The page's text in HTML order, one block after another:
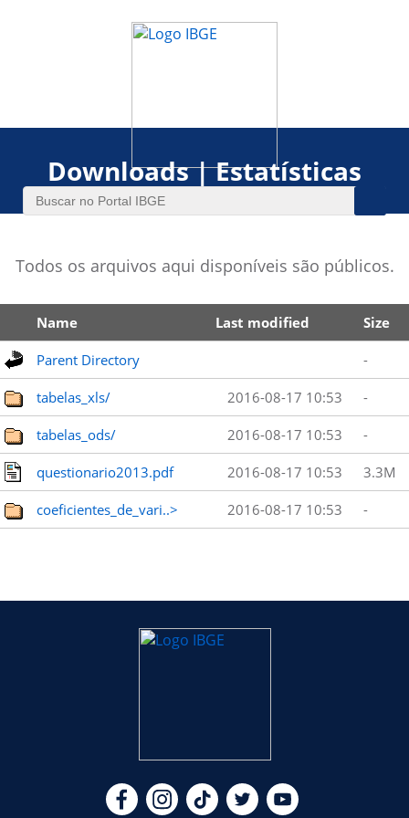
Downloads | Estatísticas
Todos os arquivos aqui disponíveis são públicos.
Name Last modified Size
Parent Directory -
tabelas_xls/ 2016-08-17 10:53 -
tabelas_ods/ 2016-08-17 10:53 -
questionario2013.pdf 2016-08-17 10:53 3.3M
coeficientes_de_vari..> 2016-08-17 10:53 -